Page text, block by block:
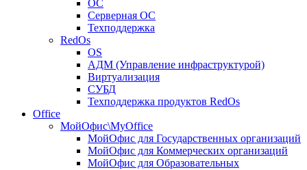
ОС
Серверная ОС
Техподдержка
RedOs
OS
АДМ (Управление инфраструктурой)
Виртуализация
СУБД
Техподдержка продуктов RedOs
Office
МойОфис\MyOffice
МойОфис для Государственных организаций
МойОфис для Коммерческих организаций
МойОфис для Образовательных